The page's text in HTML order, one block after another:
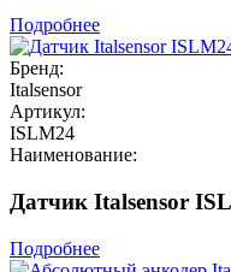
Подробнее
Бренд:
Italsensor
Артикул:
ISLM24
Наименование:
Датчик Italsensor
Подробнее